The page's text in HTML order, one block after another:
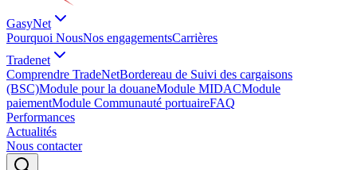
GasyNet
Pourquoi NousNos engagementsCarrières
Tradenet
Comprendre TradeNetBordereau de Suivi des cargaisons
(BSC)Module pour la douaneModule MIDACModule
paiementModule Communauté portuaireFAQ
Performances
Actualités
Nous contacter